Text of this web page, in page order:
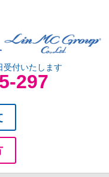
受付いたします
297